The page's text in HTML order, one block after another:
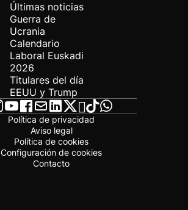
Últimas noticias
Guerra de
Ucrania
Calendario
Laboral Euskadi
2026
Titulares del día
EEUU y Trump
Política de privacidad
Aviso legal
Política de cookies
Configuración de cookies
Contacto